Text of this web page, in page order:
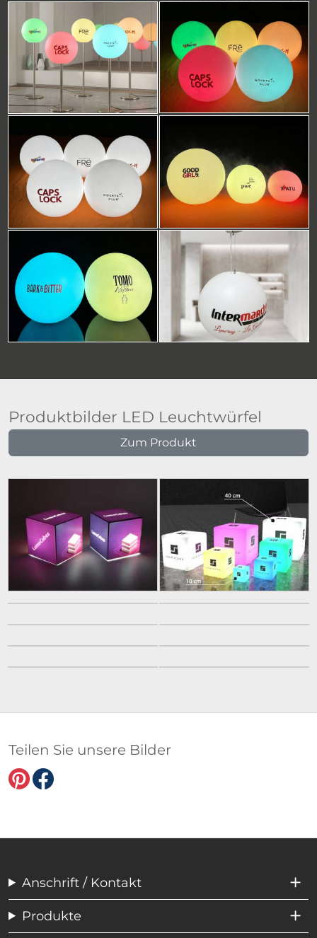
Produktbilder LED Leuchtwürfel
Zum Produkt
Teilen Sie unsere Bilder
Anschrift / Kontakt
Produkte